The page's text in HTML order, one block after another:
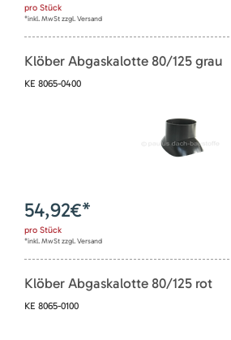
pro Stück
*inkl. MwSt zzgl. Versand
Klöber Abgaskalotte 80/125 grau
KE 8065-0400
54,92€*
pro Stück
*inkl. MwSt zzgl. Versand
Klöber Abgaskalotte 80/125 rot
KE 8065-0100